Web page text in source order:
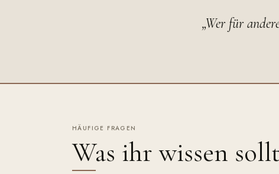
„Wer für
HÄUFIGE FRAGEN
Was ihr wissen